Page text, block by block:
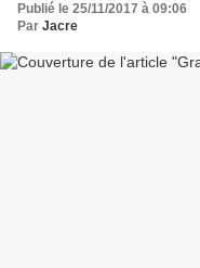
Publié le 25/11/2017 à 09:06
Par Jacre